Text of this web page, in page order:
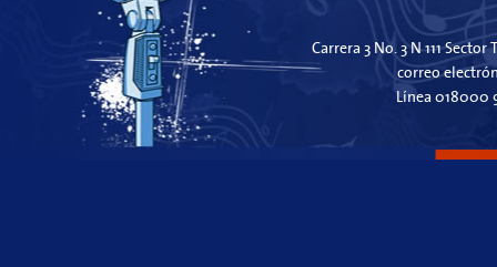
Carrera 3 No. 3 N 111
correo
Línea 018000